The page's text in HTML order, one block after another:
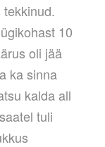
10
oli jää
ka sinna
kalda all
tuli